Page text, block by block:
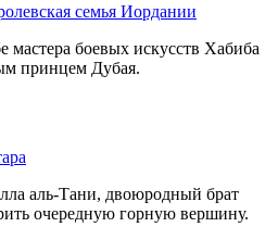
семья Иордании
боевых искусств Хабиба
принцем Дубая.
аль-Тани, двоюродный брат
очередную горную вершину.